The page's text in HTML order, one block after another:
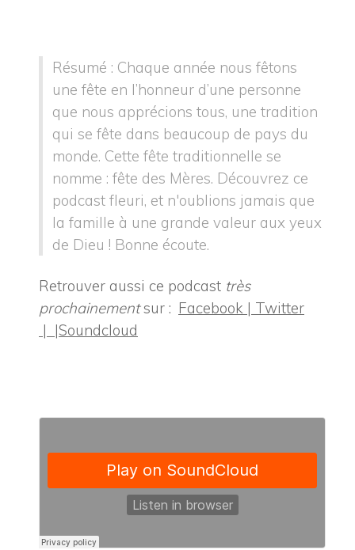
Résumé : Chaque année nous fêtons
une fête en l’honneur d’une personne
que nous apprécions tous, une tradition
qui se fête dans beaucoup de pays du
monde. Cette fête traditionnelle se
nomme : fête des Mères. Découvrez ce
podcast fleuri, et n'oublions jamais que
la famille à une grande valeur aux yeux
de Dieu ! Bonne écoute.
Retrouver aussi ce podcast très
prochainementsur : Facebook | Twitter
| |Soundcloud